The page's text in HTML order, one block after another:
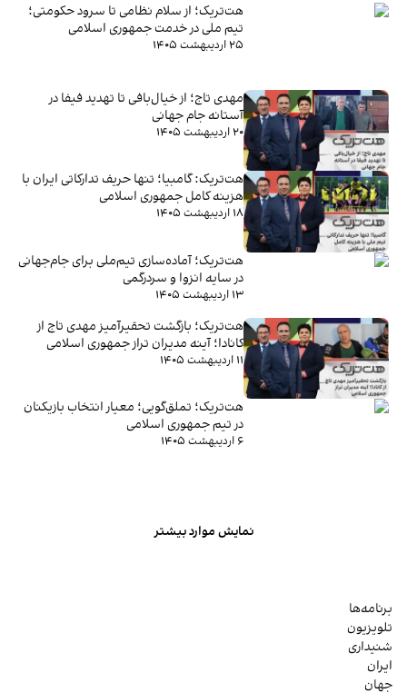
هت‌تریک؛ از سلام نظامی تا سرود حکومتی؛
تیم ‌ملی در خدمت جمهوری ‌اسلامی
۲۵ اردیبهشت ۱۴۰۵
مهدی تاج؛ از خیال‌بافی تا تهدید فیفا در
آستانه جام جهانی
۲۰ اردیبهشت ۱۴۰۵
هت‌تریک: گامبیا؛ تنها حریف تدارکاتی ایران با
هزینه کامل جمهوری اسلامی
۱۸ اردیبهشت ۱۴۰۵
هت‌تریک؛ آماده‌سازی تیم‌ملی برای جام‌جهانی
در سایه انزوا و سردرگمی
۱۳ اردیبهشت ۱۴۰۵
هت‌تریک؛ بازگشت تحقیرآمیز مهدی تاج از
کانادا؛ آینه مدیران تراز جمهوری اسلامی
۱۱ اردیبهشت ۱۴۰۵
هت‌تریک؛ تملق‌گویی؛ معیار انتخاب بازیکنان
در تیم جمهوری اسلامی
۶ اردیبهشت ۱۴۰۵
نمایش موارد بیشتر
برنامه‌ها
تلویزیون
شنیداری
ایران
جهان